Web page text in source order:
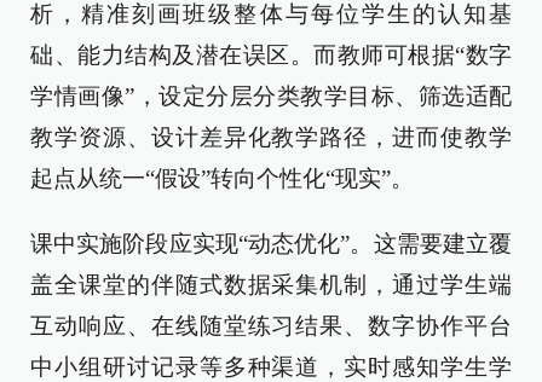
析，精准刻画班级整体与每位学生的认知基
础、能力结构及潜在误区。而教师可根据“数字
学情画像”，设定分层分类教学目标、筛选适配
教学资源、设计差异化教学路径，进而使教学
起点从统一“假设”转向个性化“现实”。
课中实施阶段应实现“动态优化”。这需要建立覆
盖全课堂的伴随式数据采集机制，通过学生端
互动响应、在线随堂练习结果、数字协作平台
中小组研讨记录等多种渠道，实时感知学生学